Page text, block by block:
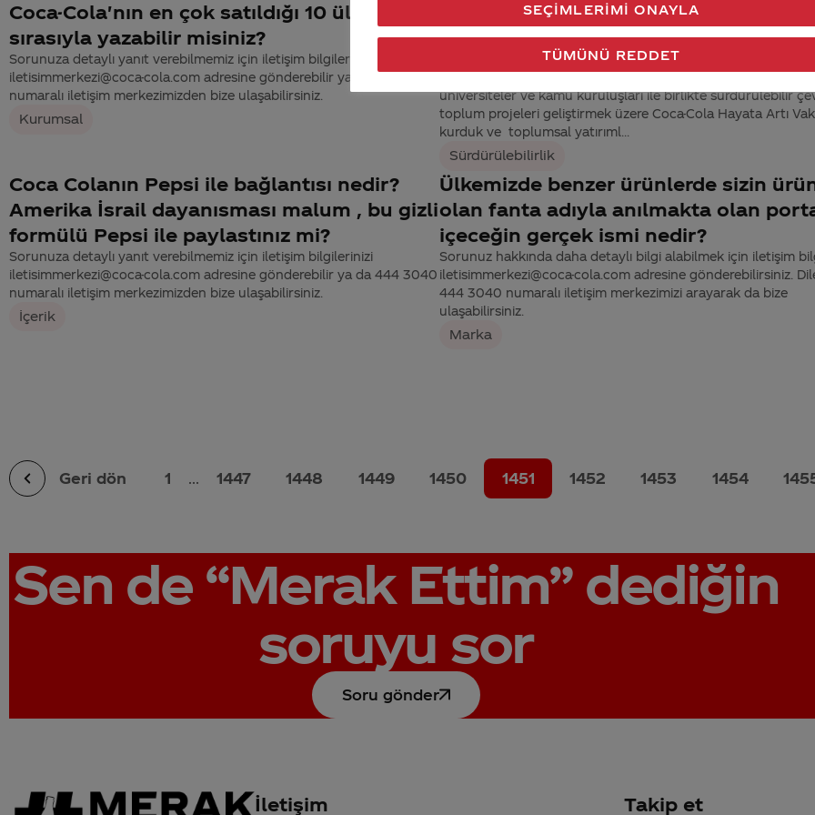
Coca-Cola'nın en çok satıldığı 10 ülkeyi
sırasıyla yazabilir misiniz?
Sorunuza detaylı yanıt verebilmemiz için iletişim bilgilerinizi
iletisimmerkezi@coca-cola.com adresine gönderebilir ya da 444 3040
numaralı iletişim merkezimizden bize ulaşabilirsiniz.
Kurumsal
Coca Cola olarak sosyal sorumluluk
faaliyetlerniz nelerdir?
Coca-Cola olarak 2009 senesinde yani Türkiye’deki 45.
varlığımıza yeni bir açılım getirdik ve sivil toplum temsilcileri,
üniversiteler ve kamu kuruluşları ile birlikte sürdürülebilir
toplum projeleri geliştirmek üzere Coca-Cola Hayata Artı
kurduk ve toplumsal yatırıml...
Sürdürülebilirlik
Coca Colanın Pepsi ile bağlantısı nedir?
Amerika İsrail dayanısması malum , bu gizli
formülü Pepsi ile paylastınız mi?
Sorunuza detaylı yanıt verebilmemiz için iletişim bilgilerinizi
iletisimmerkezi@coca-cola.com adresine gönderebilir ya da 444 3040
numaralı iletişim merkezimizden bize ulaşabilirsiniz.
İçerik
Ülkemizde benzer ürünlerde sizin
olan fanta adıyla anılmakta olan
içeceğin gerçek ismi nedir?
Sorunuz hakkında daha detaylı bilgi alabilmek için iletişim
iletisimmerkezi@coca-cola.com adresine gönderebilirsiniz.
444 3040 numaralı iletişim merkezimizi arayarak da bize
ulaşabilirsiniz.
Marka
Geri dön 1 ... 1447 1448 1449 1450 1451 1452 1453 1454
Sen de “Merak Ettim”dediğin
soruyu sor
Soru gönder
İletişim Takip et
TÜMÜNÜ REDDET
SEÇIMLERIMI ONAYLA